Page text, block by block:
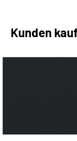
Kunden